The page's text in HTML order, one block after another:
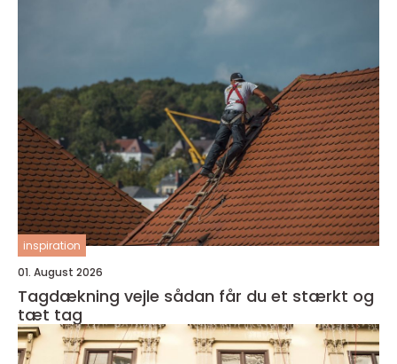
inspiration
01. August 2026
Tagdækning vejle sådan får du et stærkt og
tæt tag